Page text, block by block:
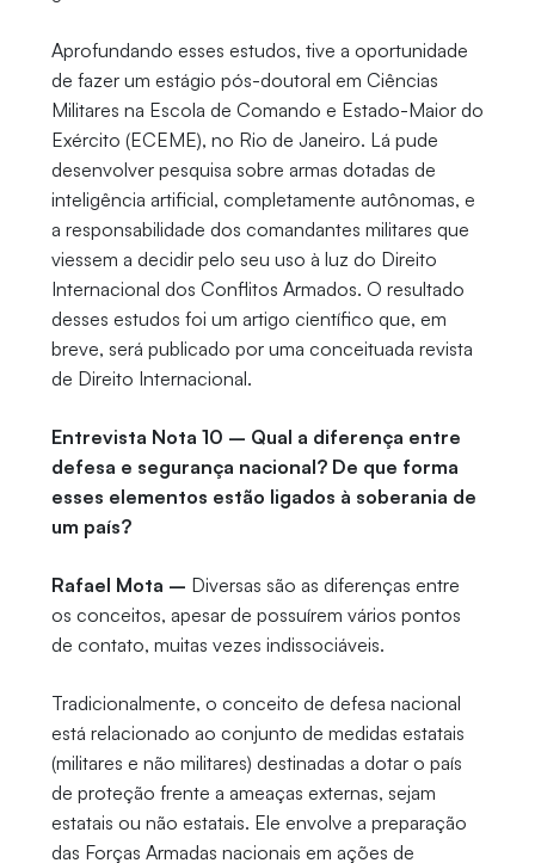
Aprofundando esses estudos, tive a oportunidade
de fazer um estágio pós-doutoral em Ciências
Militares na Escola de Comando e Estado-Maior do
Exército (ECEME), no Rio de Janeiro. Lá pude
desenvolver pesquisa sobre armas dotadas de
inteligência artificial, completamente autônomas, e
a responsabilidade dos comandantes militares que
viessem a decidir pelo seu uso à luz do Direito
Internacional dos Conflitos Armados. O resultado
desses estudos foi um artigo científico que, em
breve, será publicado por uma conceituada revista
de Direito Internacional.
Entrevista Nota 10 – Qual a diferença entre
defesa e segurança nacional? De que forma
esses elementos estão ligados à soberania de
um país?
Rafael Mota – Diversas são as diferenças entre
os conceitos, apesar de possuírem vários pontos
de contato, muitas vezes indissociáveis.
Tradicionalmente, o conceito de defesa nacional
está relacionado ao conjunto de medidas estatais
(militares e não militares) destinadas a dotar o país
de proteção frente a ameaças externas, sejam
estatais ou não estatais. Ele envolve a preparação
das Forças Armadas nacionais em ações de